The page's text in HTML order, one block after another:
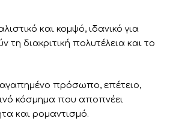
και κομψό, ιδανικό για
τη διακριτική πολυτέλεια και το
αγαπημένο πρόσωπο, επέτειο,
κόσμημα που αποπνέει
και ρομαντισμό.